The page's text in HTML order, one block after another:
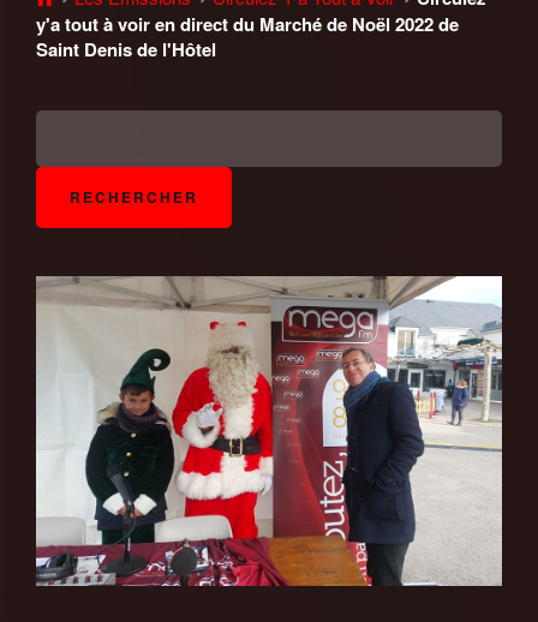
y'a tout à voir en direct du Marché de Noël 2022 de
Saint Denis de l'Hôtel